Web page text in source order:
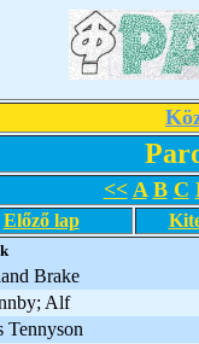
<< A B C
Előző lap
Brake
Alf
Tennyson